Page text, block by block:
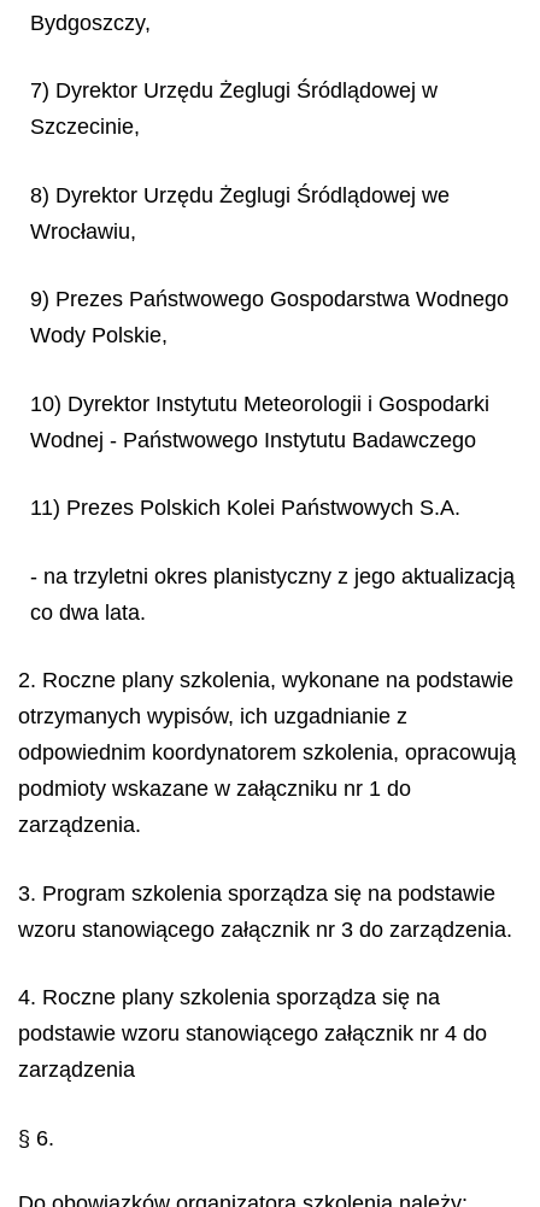
Bydgoszczy,
7) Dyrektor Urzędu Żeglugi Śródlądowej w
Szczecinie,
8) Dyrektor Urzędu Żeglugi Śródlądowej we
Wrocławiu,
9) Prezes Państwowego Gospodarstwa Wodnego
Wody Polskie,
10) Dyrektor Instytutu Meteorologii i Gospodarki
Wodnej - Państwowego Instytutu Badawczego
11) Prezes Polskich Kolei Państwowych S.A.
- na trzyletni okres planistyczny z jego aktualizacją
co dwa lata.
2. Roczne plany szkolenia, wykonane na podstawie
otrzymanych wypisów, ich uzgadnianie z
odpowiednim koordynatorem szkolenia, opracowują
podmioty wskazane w załączniku nr 1 do
zarządzenia.
3. Program szkolenia sporządza się na podstawie
wzoru stanowiącego załącznik nr 3 do zarządzenia.
4. Roczne plany szkolenia sporządza się na
podstawie wzoru stanowiącego załącznik nr 4 do
zarządzenia
§ 6.